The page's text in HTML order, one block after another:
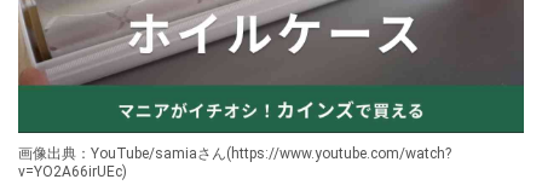
画像出典：YouTube/samiaさん(https://www.youtube.com/watch?
v=YO2A66irUEc)